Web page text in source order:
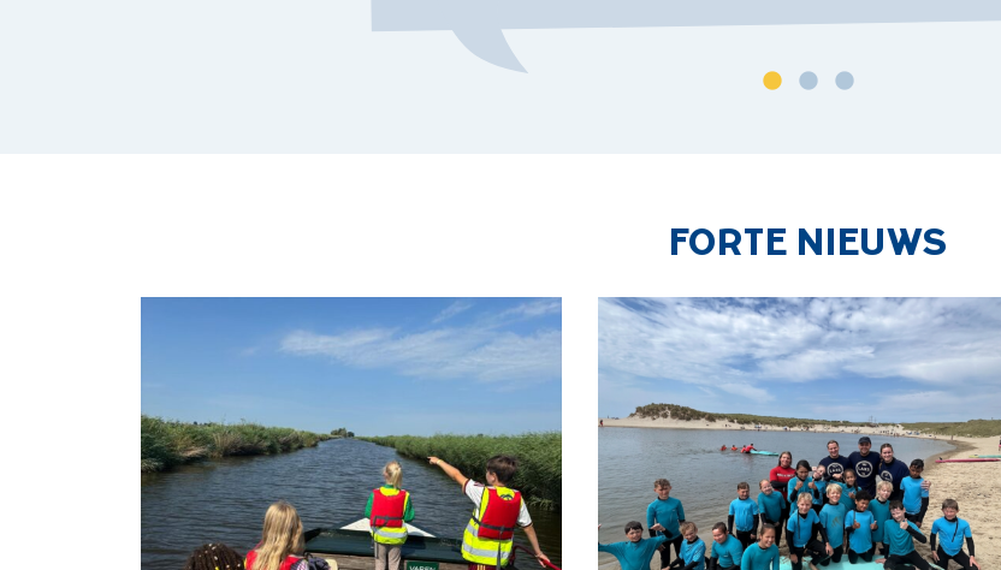
FORTE NIEUWS